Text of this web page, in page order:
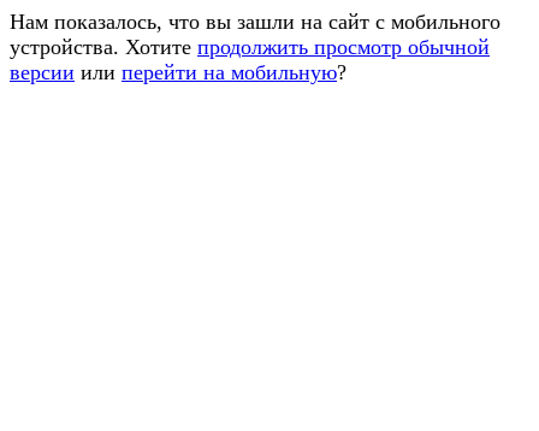
Нам показалось, что вы зашли на сайт с мобильного
устройства. Хотите продолжить просмотр обычной
версии или перейти на мобильную?